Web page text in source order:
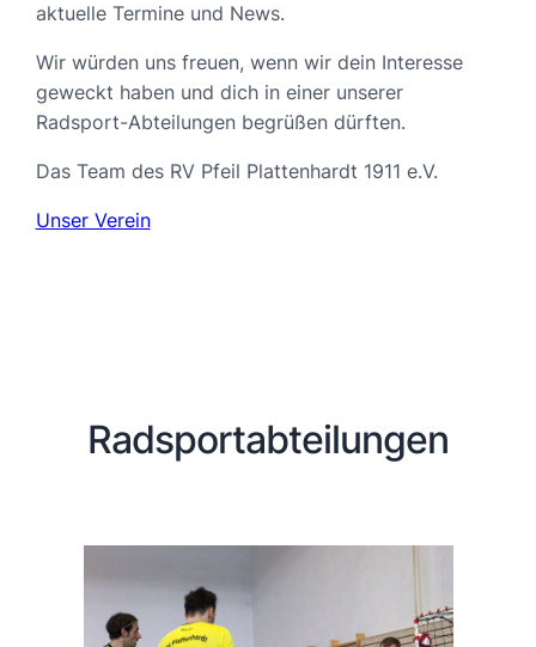
aktuelle Termine und News.
Wir würden uns freuen, wenn wir dein Interesse
geweckt haben und dich in einer unserer
Radsport-Abteilungen begrüßen dürften.
Das Team des RV Pfeil Plattenhardt 1911 e.V.
Unser Verein
Radsportabteilungen